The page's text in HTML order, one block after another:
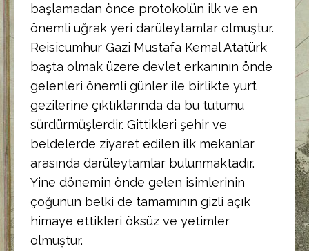
başlamadan önce protokolün ilk ve en
önemli uğrak yeri darüleytamlar olmuştur.
Reisicumhur Gazi Mustafa Kemal Atatürk
başta olmak üzere devlet erkanının önde
gelenleri önemli günler ile birlikte yurt
gezilerine çıktıklarında da bu tutumu
sürdürmüşlerdir. Gittikleri şehir ve
beldelerde ziyaret edilen ilk mekanlar
arasında darüleytamlar bulunmaktadır.
Yine dönemin önde gelen isimlerinin
çoğunun belki de tamamının gizli açık
himaye ettikleri öksüz ve yetimler
olmuştur.